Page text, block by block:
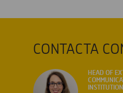
CONTACTA
HEAD OF